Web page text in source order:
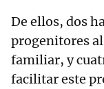
De ellos, dos
progenitores
familiar, y
facilitar este